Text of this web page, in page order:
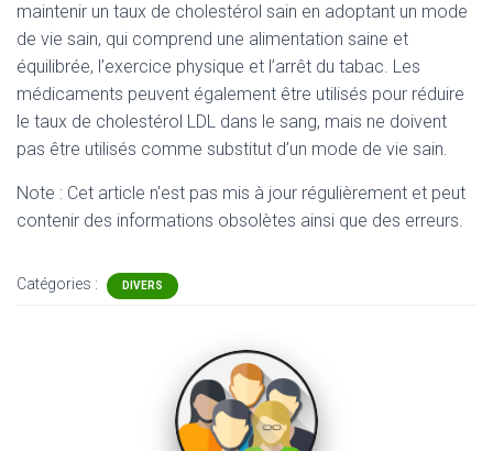
maintenir un taux de cholestérol sain en adoptant un mode
de vie sain, qui comprend une alimentation saine et
équilibrée, l’exercice physique et l’arrêt du tabac. Les
médicaments peuvent également être utilisés pour réduire
le taux de cholestérol LDL dans le sang, mais ne doivent
pas être utilisés comme substitut d’un mode de vie sain.
Note : Cet article n'est pas mis à jour régulièrement et peut
contenir des informations obsolètes ainsi que des erreurs.
Catégories : DIVERS